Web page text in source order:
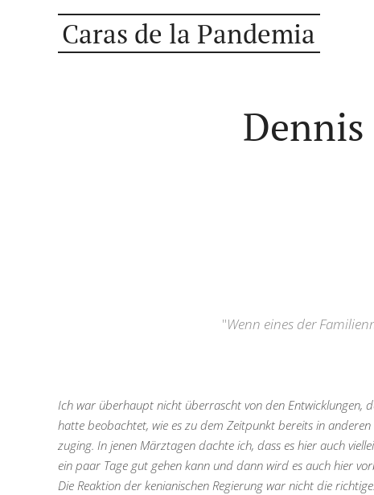
Caras de la Pandemia
Dennis
"Wenn eines der
Ich war überhaupt nicht überrascht von den Entwicklungen,
hatte beobachtet, wie es zu dem Zeitpunkt bereits in
zuging. In jenen Märztagen dachte ich, dass es hier auch
ein paar Tage gut gehen kann und dann wird es auch hier
Die Reaktion der kenianischen Regierung war nicht die